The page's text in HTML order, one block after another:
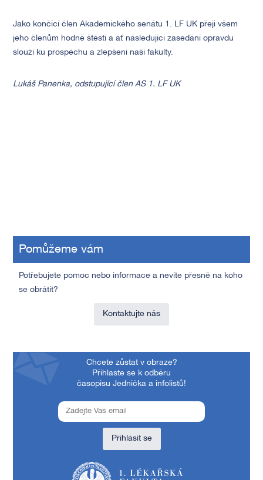
Jako končící člen Akademického senátu 1. LF UK přeji všem
jeho členům hodně štěstí a ať následující zasedání opravdu
slouží ku prospěchu a zlepšení naší fakulty.
Lukáš Panenka, odstupující člen AS 1. LF UK
Pomůžeme vám
Potřebujete pomoc nebo informace a nevíte přesně na koho
se obrátit?
Kontaktujte nás
Chcete zůstat v obraze?
Přihlaste se k odběru
časopisu Jednička a infolistů!
Přihlásit se